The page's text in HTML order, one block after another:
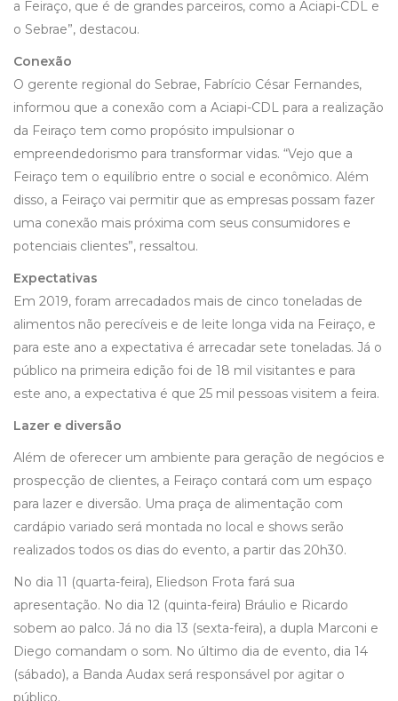
a Feiraço, que é de grandes parceiros, como a Aciapi-CDL e
o Sebrae”, destacou.
Conexão
O gerente regional do Sebrae, Fabrício César Fernandes,
informou que a conexão com a Aciapi-CDL para a realização
da Feiraço tem como propósito impulsionar o
empreendedorismo para transformar vidas. “Vejo que a
Feiraço tem o equilíbrio entre o social e econômico. Além
disso, a Feiraço vai permitir que as empresas possam fazer
uma conexão mais próxima com seus consumidores e
potenciais clientes”, ressaltou.
Expectativas
Em 2019, foram arrecadados mais de cinco toneladas de
alimentos não perecíveis e de leite longa vida na Feiraço, e
para este ano a expectativa é arrecadar sete toneladas. Já o
público na primeira edição foi de 18 mil visitantes e para
este ano, a expectativa é que 25 mil pessoas visitem a feira.
Lazer e diversão
Além de oferecer um ambiente para geração de negócios e
prospecção de clientes, a Feiraço contará com um espaço
para lazer e diversão. Uma praça de alimentação com
cardápio variado será montada no local e shows serão
realizados todos os dias do evento, a partir das 20h30.
No dia 11 (quarta-feira), Eliedson Frota fará sua
apresentação. No dia 12 (quinta-feira) Bráulio e Ricardo
sobem ao palco. Já no dia 13 (sexta-feira), a dupla Marconi e
Diego comandam o som. No último dia de evento, dia 14
(sábado), a Banda Audax será responsável por agitar o
público.